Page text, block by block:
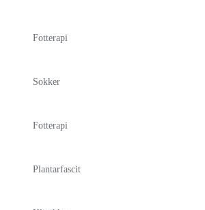
Fotterapi
Sokker
Fotterapi
Plantarfascit